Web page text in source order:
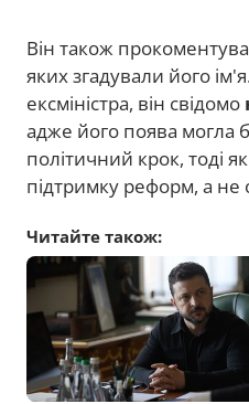
Він також
яких згадували його
ексміністра, він свідомо
адже його поява могла
політичний крок, тоді
підтримку реформ, а не
Читайте також: